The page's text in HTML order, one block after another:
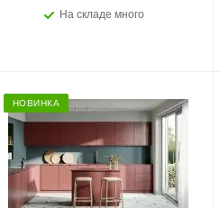
На складе много
НОВИНКА